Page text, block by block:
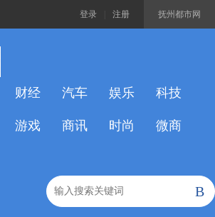
抚州都市网
登录 注册
财经 汽车 娱乐 科技
游戏 商讯 时尚 微商
B